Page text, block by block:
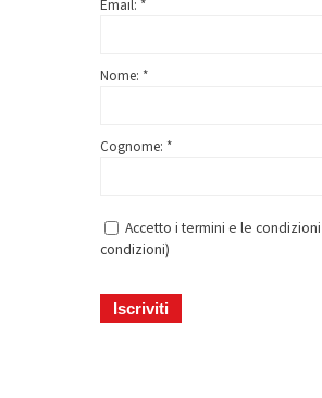
Email: *
Nome: *
Cognome: *
Accetto i termini e le
condizioni)